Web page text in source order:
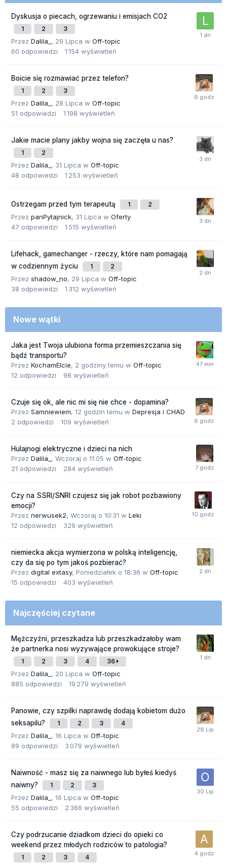
Dyskusja o piecach, ogrzewaniu i emisjach CO2
1 2 3
Przez Dalila_ , 29 Lipca w Off-topic
60 odpowiedzi 1 154 wyświetleń
Boicie się rozmawiać przez telefon?
1 2 3
Przez Dalila_ , 28 Lipca w Off-topic
51 odpowiedzi 1 198 wyświetleń
Jakie macie plany jakby wojna się zaczęła u nas?
1 2
Przez Dalila_ , 31 Lipca w Off-topic
48 odpowiedzi 1 253 wyświetleń
Ostrzegam przed tym terapeutą 1 2
Przez panPytajnick, 31 Lipca w Oferty
47 odpowiedzi 1 515 wyświetleń
Lifehack, gamechanger - rzeczy, które nam pomagają
w codziennym życiu
1 2
Przez shadow_no, 29 Lipca w Off-topic
38 odpowiedzi 1 312 wyświetleń
Nowe wątki
Jaka jest Twoja ulubiona forma przemieszczania się
bądź transportu?
Przez KochamElcie, 2 godziny temu w Off-topic
12 odpowiedzi 98 wyświetleń
Czuje się ok, ale nic mi się nie chce - dopamina?
Przez Samniewiem, 12 godzin temu w Depresja i CHAD
2 odpowiedzi 109 wyświetleń
Hulajnogi elektryczne i dzieci na nich
Przez Dalila_ , Wczoraj o 11:05 w Off-topic
21 odpowiedzi 284 wyświetleń
Czy na SSRI/SNRI czujesz się jak robot pozbawiony
emocji?
Przez nerwusek2, Wczoraj o 10:31 w Leki
12 odpowiedzi 329 wyświetleń
niemiecka akcja wymierzona w polską inteligencję,
czy da się po tym jakoś pozbierać?
Przez digital extasy, Poniedziałek o 18:36 w Off-topic
15 odpowiedzi 403 wyświetleń
Najczęściej czytane
Mężczyźni, przeszkadza lub przeszkadzałoby wam
że partnerka nosi wyzywające prowokujące stroje?
1 2 3 4 36
Przez Dalila_ , 20 Lipca w Off-topic
885 odpowiedzi 19 279 wyświetleń
Panowie, czy szpilki naprawdę dodają kobietom dużo
seksapilu?
1 2 3 4
Przez Dalila_ , 16 Lipca w Off-topic
89 odpowiedzi 3 079 wyświetleń
Naiwność - masz się za naiwnego lub byłeś kiedyś
naiwny?
1 2 3
Przez Dalila_ , 16 Lipca w Off-topic
55 odpowiedzi 2 366 wyświetleń
Czy podrzucanie dziadkom dzieci do opieki co
weekend przez młodych rodziców to patologia?
1 2 3 4